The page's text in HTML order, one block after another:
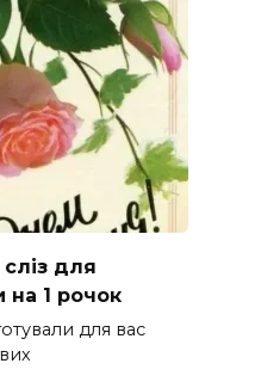
для
на 1 рочок
для вас